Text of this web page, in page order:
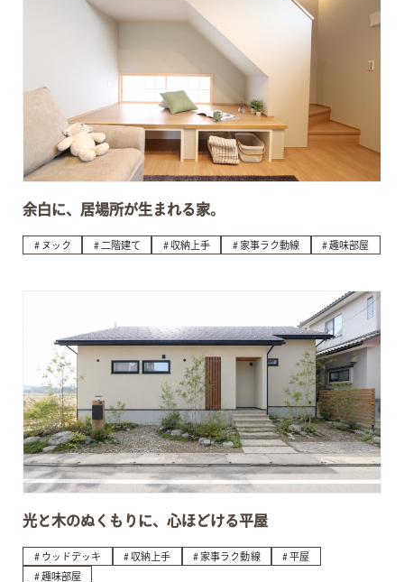
余白に、居場所が生まれる家。
ヌック 二階建て 収納上手 家事ラク動線 趣味部屋
光と木のぬくもりに、心ほどける平屋
ウッドデッキ 収納上手 家事ラク動線
平屋
趣味部屋